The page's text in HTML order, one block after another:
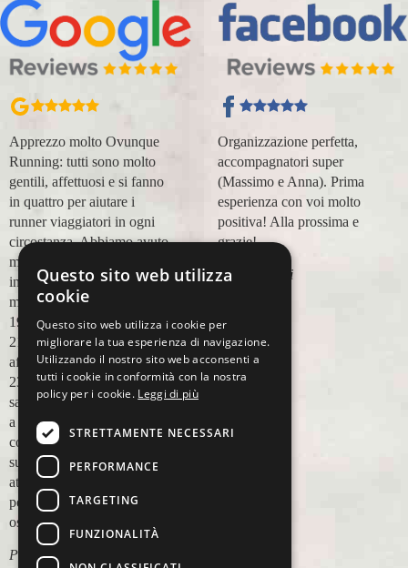
Apprezzo molto Ovunque
Running: tutti sono molto
gentili, affettuosi e si fanno
in quattro per aiutare i
runner viaggiatori in ogni
circostanza. Abbiamo avuto
modo di appoggiarci a loro
in più occasioni, per delle
maratone (NYC18, Praga
19, Valencia 19, Barcellona
21, NYC 22) e ci siamo
affidati a loro per Chicago
23 (ottobre) perché
sappiamo di essere in mano
a persone non solo
competenti sul running, e
sulle città, ma anche molto
attente alle necessità
personali. Ci sentiamo
ospiti, amici, non clienti
Paolo Pugni
Organizzazione perfetta,
accompagnatori super
(Massimo e Anna). Prima
esperienza con voi molto
positiva! Alla prossima e
grazie!
Lara Buranti
Questo sito web utilizza
cookie
Questo sito web utilizza i cookie per
migliorare la tua esperienza di navigazione.
Utilizzando il nostro sito web acconsenti a
tutti i cookie in conformità con la nostra
policy per i cookie. Leggi di più
STRETTAMENTE NECESSARI
PERFORMANCE
TARGETING
FUNZIONALITÀ